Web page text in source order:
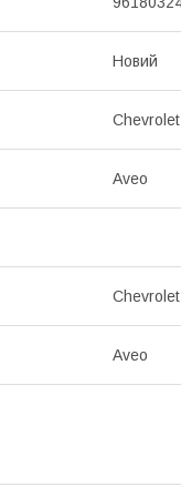
Новий
Chevrolet
Aveo
Chevrolet
Aveo